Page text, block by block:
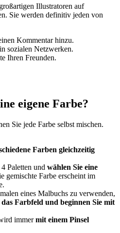
Illustratoren auf
Sie werden definitiv jeden von
Kommentar hinzu.
sozialen Netzwerken.
Ihren Freunden.
eigene Farbe?
Sie jede Farbe selbst mischen.
Farben gleichzeitig
Paletten und wählen Sie eine
gemischte Farbe erscheint im
eines Malbuchs zu verwenden,
Farbfeld und beginnen Sie mit
immermit einem Pinsel